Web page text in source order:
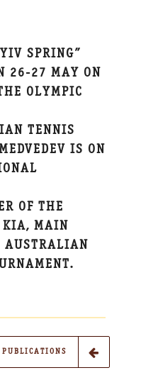
SPRING”
26-27 MAY ON
OLYMPIC
TENNIS
IS ON
OF THE
KIA, MAIN
AUSTRALIAN